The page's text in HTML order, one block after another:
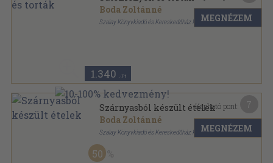
Boda Zoltánné
Szalay Könyvkiadó és Kereskedőház Kft.
1.340 ,-Ft
MEGNÉZEM
Szárnyasból készült ételek
Boda Zoltánné
Szalay Könyvkiadó és Kereskedőház Kft.
Tűzött kötés
Szalay könyvek sorozat
50
Kapható pont:
MEGNÉZEM